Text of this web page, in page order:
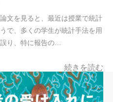
文を見ると、最近は授業で統計
で、多くの学生が統計手法を用
り、特に報告の…
続きを読む